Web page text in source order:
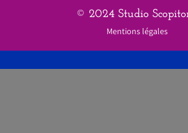
© 2024 Studio
Mentions légales